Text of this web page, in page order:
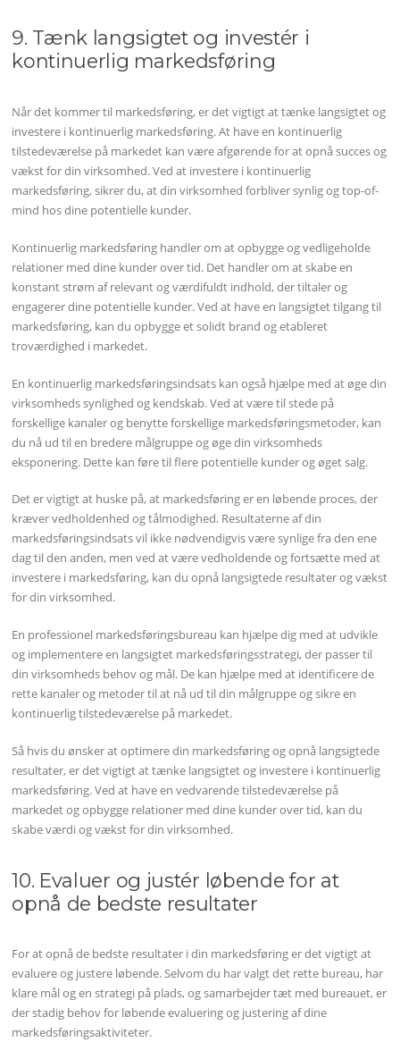
9. Tænk langsigtet og investér i
kontinuerlig markedsføring
Når det kommer til markedsføring, er det vigtigt at tænke langsigtet og
investere i kontinuerlig markedsføring. At have en kontinuerlig
tilstedeværelse på markedet kan være afgørende for at opnå succes og
vækst for din virksomhed. Ved at investere i kontinuerlig
markedsføring, sikrer du, at din virksomhed forbliver synlig og top-of-
mind hos dine potentielle kunder.
Kontinuerlig markedsføring handler om at opbygge og vedligeholde
relationer med dine kunder over tid. Det handler om at skabe en
konstant strøm af relevant og værdifuldt indhold, der tiltaler og
engagerer dine potentielle kunder. Ved at have en langsigtet tilgang til
markedsføring, kan du opbygge et solidt brand og etableret
troværdighed i markedet.
En kontinuerlig markedsføringsindsats kan også hjælpe med at øge din
virksomheds synlighed og kendskab. Ved at være til stede på
forskellige kanaler og benytte forskellige markedsføringsmetoder, kan
du nå ud til en bredere målgruppe og øge din virksomheds
eksponering. Dette kan føre til flere potentielle kunder og øget salg.
Det er vigtigt at huske på, at markedsføring er en løbende proces, der
kræver vedholdenhed og tålmodighed. Resultaterne af din
markedsføringsindsats vil ikke nødvendigvis være synlige fra den ene
dag til den anden, men ved at være vedholdende og fortsætte med at
investere i markedsføring, kan du opnå langsigtede resultater og vækst
for din virksomhed.
En professionel markedsføringsbureau kan hjælpe dig med at udvikle
og implementere en langsigtet markedsføringsstrategi, der passer til
din virksomheds behov og mål. De kan hjælpe med at identificere de
rette kanaler og metoder til at nå ud til din målgruppe og sikre en
kontinuerlig tilstedeværelse på markedet.
Så hvis du ønsker at optimere din markedsføring og opnå langsigtede
resultater, er det vigtigt at tænke langsigtet og investere i kontinuerlig
markedsføring. Ved at have en vedvarende tilstedeværelse på
markedet og opbygge relationer med dine kunder over tid, kan du
skabe værdi og vækst for din virksomhed.
10. Evaluer og justér løbende for at
opnå de bedste resultater
For at opnå de bedste resultater i din markedsføring er det vigtigt at
evaluere og justere løbende. Selvom du har valgt det rette bureau, har
klare mål og en strategi på plads, og samarbejder tæt med bureauet, er
der stadig behov for løbende evaluering og justering af dine
markedsføringsaktiviteter.